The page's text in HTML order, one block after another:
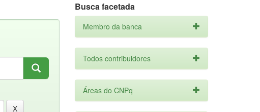
Busca facetada
Membro da banca
Todos contribuidores
Áreas do CNPq